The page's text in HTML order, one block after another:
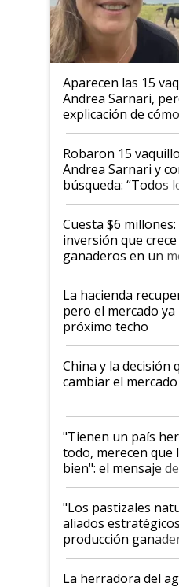
Aparecen las 15
Andrea Sarnari,
explicación de
Robaron 15
Andrea Sarnari y
búsqueda: “Todos
toca a algún
Cuesta $6 millones:
inversión que
ganaderos en un
histórico para la
La hacienda
pero el mercado ya
próximo techo
China y la decisión
cambiar el
"Tienen un país
todo, merecen que
bien": el mensaje
ganadera
oportunidades que
para el agro en
foco en la carne
"Los pastizales
aliados
producción
la iniciativa que ya
establecimientos
La herradora del